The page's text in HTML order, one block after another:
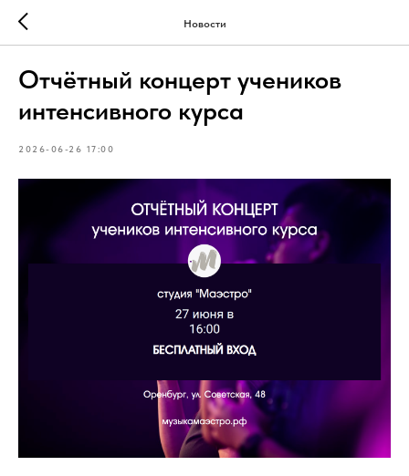
Новости
Отчётный концерт учеников
интенсивного курса
2026-06-26 17:00